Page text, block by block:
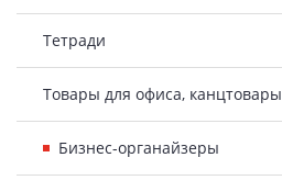
Тетради
Товары для офиса, канцтовары
Бизнес-органайзеры